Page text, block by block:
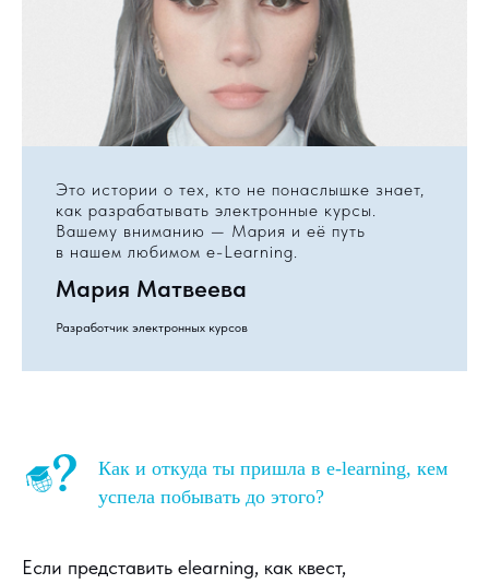
Это истории о тех, кто не понаслышке знает,
как разрабатывать электронные курсы.
Вашему вниманию — Мария и её путь
в нашем любимом e-Learning.
Мария Матвеева
Разработчик электронных курсов
Как и откуда ты пришла в e-learning, кем
успела побывать до этого?
Если представить elearning, как квест,